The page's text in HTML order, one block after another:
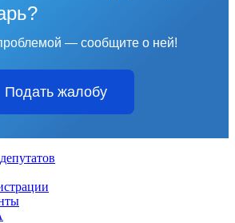
— сообщите о ней!
Подать жалобу